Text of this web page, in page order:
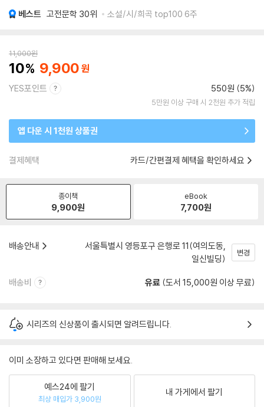
베스트 고전문학 30위 소설/시/희곡 top100 6주
11,000원
10 9,900
YES포인트 550원 (5%)
5만원 이상 구매 시 2천원 추가 적립
앱 다운 시 1천원 상품권
결제혜택 카드/간편결제 혜택을 확인하세요
종이책
9,900원
eBook
7,700원
배송안내
서울특별시 영등포구 은행로 11(여의도동,
일신빌딩)
변경
배송비 유료 (도서 15,000원 이상 무료)
시리즈의 신상품이 출시되면 알려드립니다.
이미 소장하고 있다면 판매해 보세요.
예스24에 팔기
최상 매입가 3,900원
내 가게에서 팔기